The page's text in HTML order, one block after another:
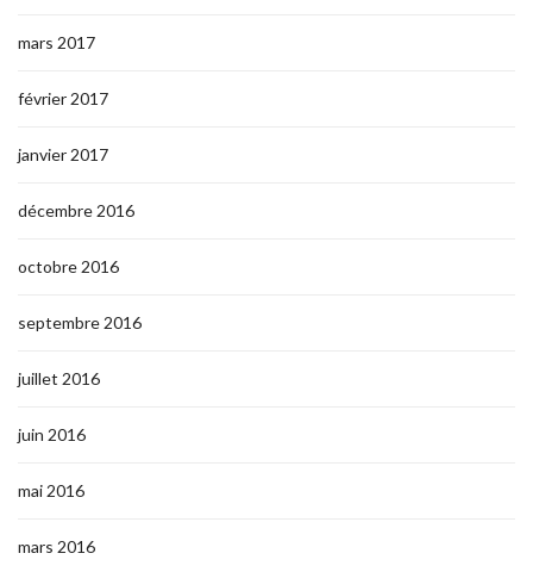
mars 2017
février 2017
janvier 2017
décembre 2016
octobre 2016
septembre 2016
juillet 2016
juin 2016
mai 2016
mars 2016